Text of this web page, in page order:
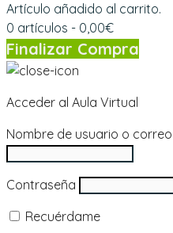
Artículo añadido al carrito.
0 artículos - 0,00€
Finalizar Compra
Acceder al Aula Virtual
Nombre de usuario o
Contraseña
Recuérdame